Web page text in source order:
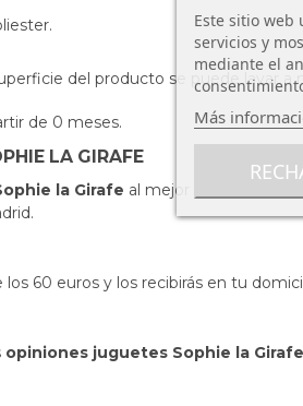
del producto se puede lavar a
de 0 meses.
LA GIRAFE
la Girafe al mejor precio
60 euros y los recibirás en tu
opiniones juguetes Sophie la Girafe
Este sitio web
servicios y
mediante el
Más